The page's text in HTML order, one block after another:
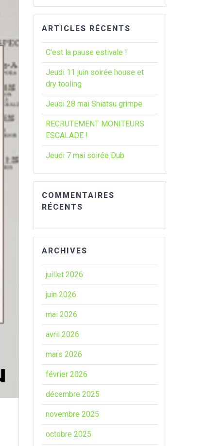
:
ARTICLES RÉCENTS
C’est la pause estivale !
Jeudi 11 juin soirée house et
dry tooling
Jeudi 28 mai Shiatsu grimpe
RECRUTEMENT MONITEURS
ESCALADE !
Jeudi 7 mai soirée Dub
COMMENTAIRES
RÉCENTS
ARCHIVES
juillet 2026
juin 2026
mai 2026
avril 2026
mars 2026
février 2026
décembre 2025
novembre 2025
octobre 2025